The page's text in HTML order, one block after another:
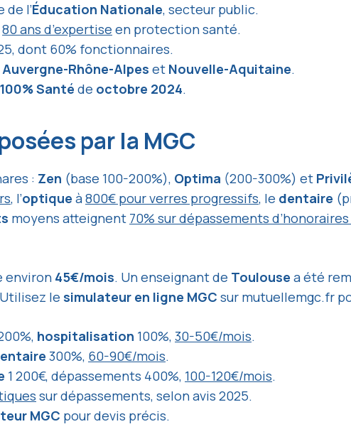
l’Éducation Nationale, secteur public.
80 ans d’expertise en protection santé.
dont 60% fonctionnaires.
Auvergne-Rhône-Alpes et Nouvelle-Aquitaine.
100% Santé de octobre 2024.
par la MGC
: Zen (base 100-200%), Optima (200-300%) et
, l’optique à800€ pour verres progressifs, le dentaire
moyens atteignent 70% sur dépassements
environ 45€/mois. Un enseignant de Toulouse a été
le simulateur en ligne MGC sur mutuellemgc.fr
hospitalisation 100%, 30-50€/mois.
300%, 60-90€/mois.
1 200€, dépassements 400%, 100-120€/mois.
sur dépassements, selon avis 2025.
MGC pour devis précis.